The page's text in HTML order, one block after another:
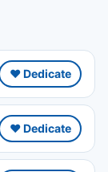
❤️ Dedicate
❤️ Dedicate